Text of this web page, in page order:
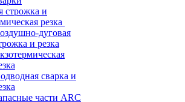
строжка и
резка
дуговая
и резка
сварка и
части ARC